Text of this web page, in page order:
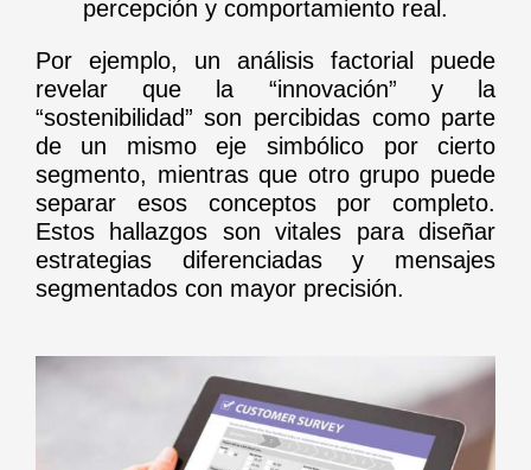
percepción y comportamiento real.
Por ejemplo, un análisis factorial puede
revelar que la “innovación” y la
“sostenibilidad” son percibidas como parte
de un mismo eje simbólico por cierto
segmento, mientras que otro grupo puede
separar esos conceptos por completo.
Estos hallazgos son vitales para diseñar
estrategias diferenciadas y mensajes
segmentados con mayor precisión.